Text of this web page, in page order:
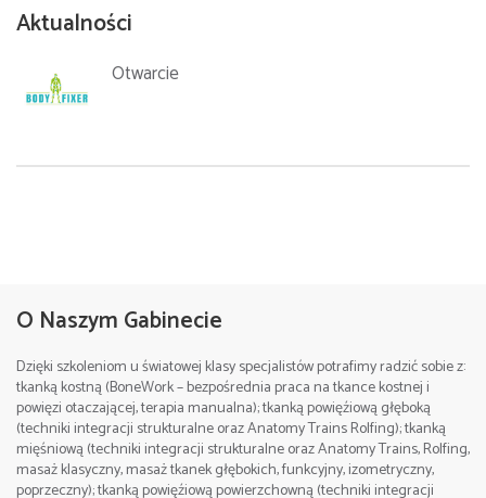
Miejsce:Częstochowa , Poland
Szczegółowe informacje/Contact:
tel. +48 512 263 099 Sebastian
e-mail:
I dzień 9:00-17:00, II dzień 9:00 – 14:00
Miejsce:Częstochowa , Poland
Cena:1200 zł.(zaliczka rezerwacyjna 400 zł)
Szczegółowe informacje/Contact:
Data: 8-10. 09. 2023
Aktualności
Otwarcie
O Naszym Gabinecie
Dzięki szkoleniom u światowej klasy specjalistów potrafimy radzić sobie z:
tkanką kostną (BoneWork – bezpośrednia praca na tkance kostnej i
powięzi otaczającej, terapia manualna); tkanką powięźiową głęboką
(techniki integracji strukturalne oraz Anatomy Trains Rolfing); tkanką
mięśniową (techniki integracji strukturalne oraz Anatomy Trains, Rolfing,
masaż klasyczny, masaż tkanek głębokich, funkcyjny, izometryczny,
poprzeczny); tkanką powięźiową powierzchowną (techniki integracji